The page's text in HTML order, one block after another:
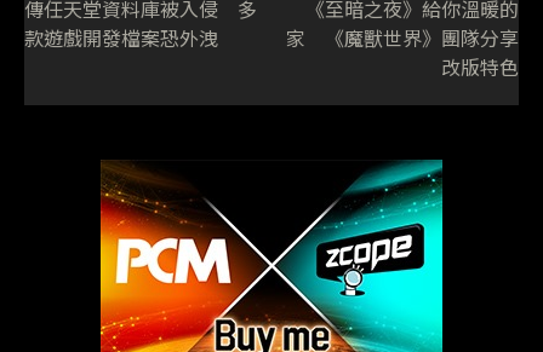
傳任天堂資料庫被入侵 多
款遊戲開發檔案恐外洩
《至暗之夜》給你溫暖的
家 《魔獸世界》團隊分享
改版特色